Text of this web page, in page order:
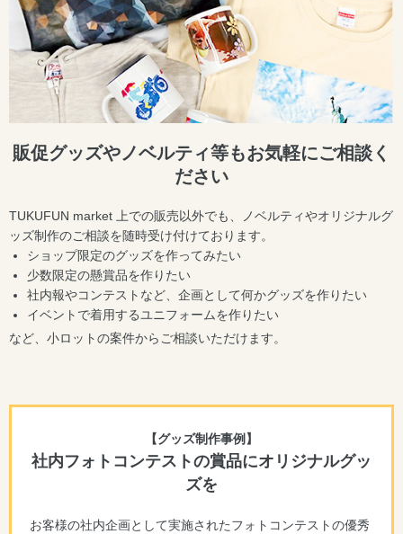
販促グッズやノベルティ等もお気軽にご相談く
ださい
TUKUFUN market 上での販売以外でも、ノベルティやオリジナルグ
ッズ制作のご相談を随時受け付けております。
ショップ限定のグッズを作ってみたい
少数限定の懸賞品を作りたい
社内報やコンテストなど、企画として何かグッズを作りたい
イベントで着用するユニフォームを作りたい
など、小ロットの案件からご相談いただけます。
【グッズ制作事例】
社内フォトコンテストの賞品にオリジナルグッ
ズを
お客様の社内企画として実施されたフォトコンテストの優秀